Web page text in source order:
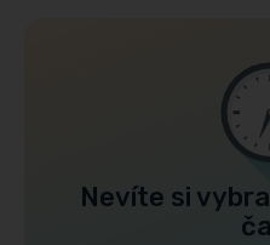
Nevíte si